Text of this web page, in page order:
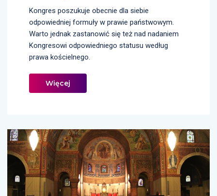
Kongres poszukuje obecnie dla siebie
odpowiedniej formuły w prawie państwowym.
Warto jednak zastanowić się też nad nadaniem
Kongresowi odpowiedniego statusu według
prawa kościelnego.
Więcej